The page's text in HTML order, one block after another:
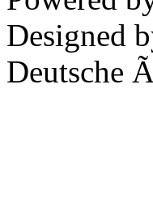
Designed
Deutsche